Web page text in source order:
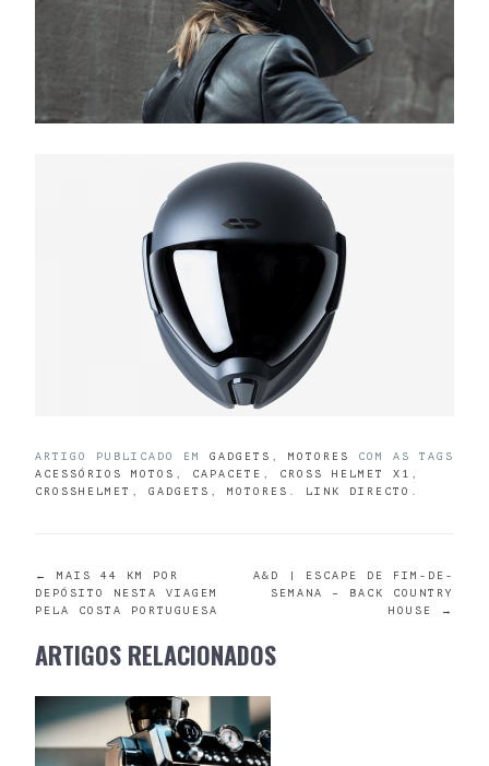
ARTIGO PUBLICADO EM GADGETS MOTORES
COM AS TAGS
ACESSÓRIOS MOTOS
CAPACETE CROSS HELMET X1
CROSSHELMET
GADGETS MOTORES LINK DIRECTO
POST
NAVIGATION
←
MAIS 44 KM POR
DEPÓSITO NESTA VIAGEM
PELA COSTA PORTUGUESA
A&D | ESCAPE DE FIM-DE-
SEMANA – BACK COUNTRY
HOUSE
→
ARTIGOS RELACIONADOS